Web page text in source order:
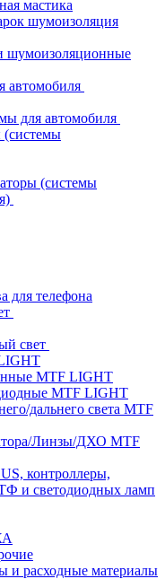
мастика
шумоизоляция
шумоизоляционные
автомобиля
для автомобиля
(системы
(системы
для телефона
свет
MTF LIGHT
MTF LIGHT
дальнего света MTF
Линзы/ДХО MTF
контроллеры,
и светодиодных ламп
и расходные материалы